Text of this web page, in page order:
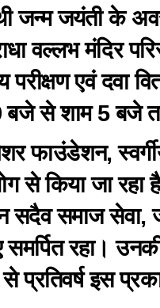
जन्म जयंती के
वल्लभ मंदिर
परीक्षण एवं दवा
बजे से शाम 5 बजे
फाउंडेशन,
से किया जा
सदैव समाज सेवा,
रहा।
प्रतिवर्ष इस